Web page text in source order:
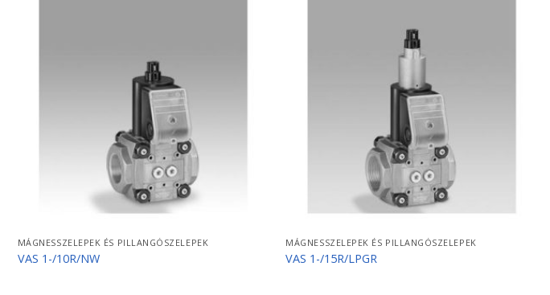
MÁGNESSZELEPEK ÉS PILLANGÓSZELEPEK
VAS 1-/10R/NW
MÁGNESSZELEPEK ÉS PILLANGÓSZELEPEK
VAS 1-/15R/LPGR